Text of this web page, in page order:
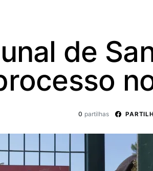
de
0 partilhas